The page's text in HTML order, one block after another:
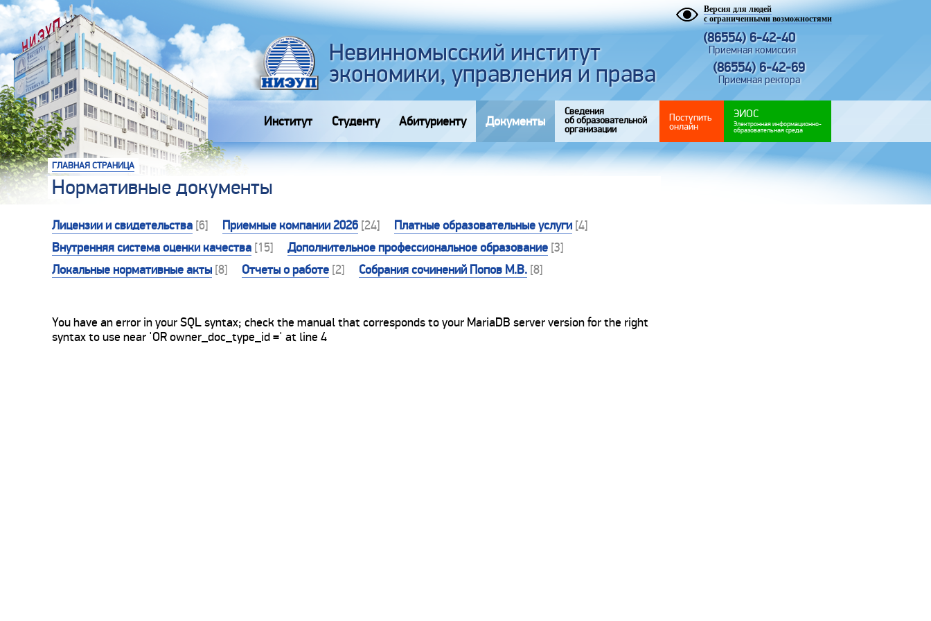
Невинномысский институт
экономики, управления и права
Версия для людей
с ограниченными возможностями
(86554) 6-42-40
Приемная комиссия
(86554) 6-42-69
Приемная ректора
Институт Студенту Абитуриенту Документы
Сведения
об образовательной
организации
Поступить
онлайн
ЭИОС
Электронная информационно-
образовательная среда
ГЛАВНАЯ СТРАНИЦА
Нормативные документы
Лицензии и свидетельства [6] Приемные компании 2026 [24] Платные образовательные услуги [4]
Внутренняя система оценки качества [15] Дополнительное профессиональное образование [3]
Локальные нормативные акты [8] Отчеты о работе [2] Собрания сочинений Попов М.В. [8]
You have an error in your SQL syntax; check the manual that corresponds to your MariaDB server version for the right
syntax to use near 'OR owner_doc_type_id =' at line 4